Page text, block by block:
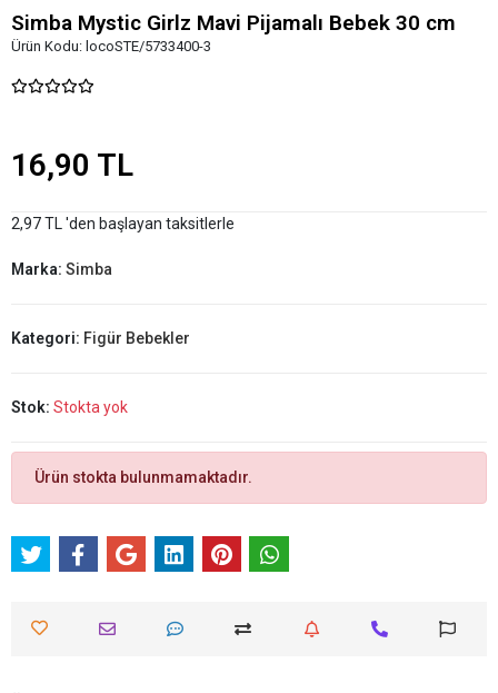
Simba Mystic Girlz Mavi Pijamalı Bebek 30 cm
Ürün Kodu: locoSTE/5733400-3
16,90 TL
2,97 TL 'den başlayan taksitlerle
Marka: Simba
Kategori: Figür Bebekler
Stok: Stokta yok
Ürün stokta bulunmamaktadır.